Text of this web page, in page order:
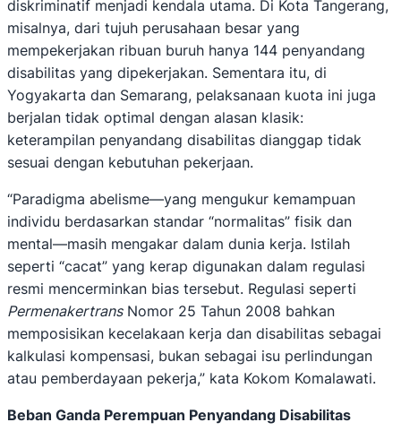
diskriminatif menjadi kendala utama. Di Kota Tangerang,
misalnya, dari tujuh perusahaan besar yang
mempekerjakan ribuan buruh hanya 144 penyandang
disabilitas yang dipekerjakan. Sementara itu, di
Yogyakarta dan Semarang, pelaksanaan kuota ini juga
berjalan tidak optimal dengan alasan klasik:
keterampilan penyandang disabilitas dianggap tidak
sesuai dengan kebutuhan pekerjaan.
“Paradigma abelisme—yang mengukur kemampuan
individu berdasarkan standar “normalitas” fisik dan
mental—masih mengakar dalam dunia kerja. Istilah
seperti “cacat” yang kerap digunakan dalam regulasi
resmi mencerminkan bias tersebut. Regulasi seperti
PermenakertransNomor 25 Tahun 2008 bahkan
memposisikan kecelakaan kerja dan disabilitas sebagai
kalkulasi kompensasi, bukan sebagai isu perlindungan
atau pemberdayaan pekerja,” kata Kokom Komalawati.
Beban Ganda Perempuan Penyandang Disabilitas